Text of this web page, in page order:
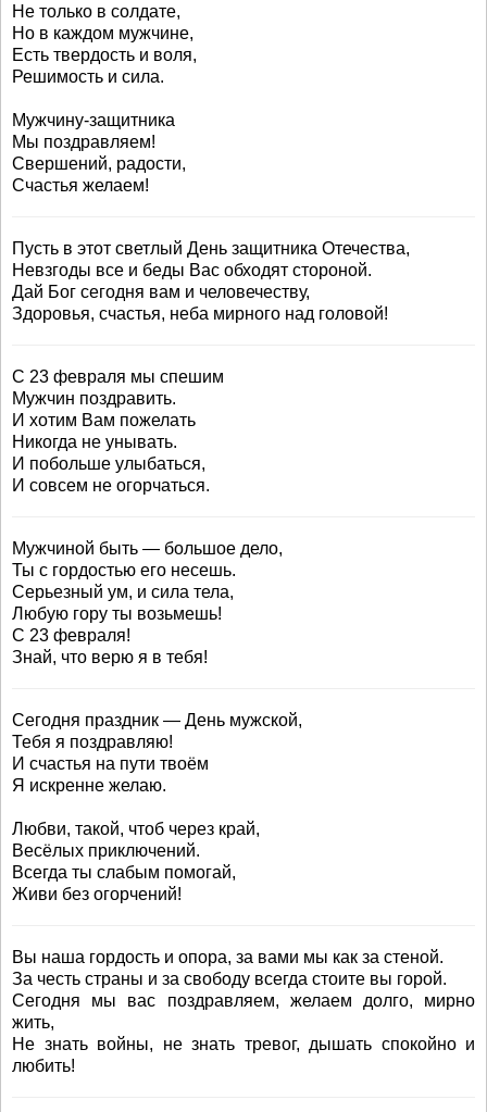
Не только в солдате,
Но в каждом мужчине,
Есть твердость и воля,
Решимость и сила.
Мужчину-защитника
Мы поздравляем!
Свершений, радости,
Счастья желаем!
Пусть в этот светлый День защитника Отечества,
Невзгоды все и беды Вас обходят стороной.
Дай Бог сегодня вам и человечеству,
Здоровья, счастья, неба мирного над головой!
С 23 февраля мы спешим
Мужчин поздравить.
И хотим Вам пожелать
Никогда не унывать.
И побольше улыбаться,
И совсем не огорчаться.
Мужчиной быть — большое дело,
Ты с гордостью его несешь.
Серьезный ум, и сила тела,
Любую гору ты возьмешь!
С 23 февраля!
Знай, что верю я в тебя!
Сегодня праздник — День мужской,
Тебя я поздравляю!
И счастья на пути твоём
Я искренне желаю.
Любви, такой, чтоб через край,
Весёлых приключений.
Всегда ты слабым помогай,
Живи без огорчений!
Вы наша гордость и опора, за вами мы как за стеной.
За честь страны и за свободу всегда стоите вы горой.
Сегодня мы вас поздравляем, желаем долго, мирно
жить,
Не знать войны, не знать тревог, дышать спокойно и
любить!